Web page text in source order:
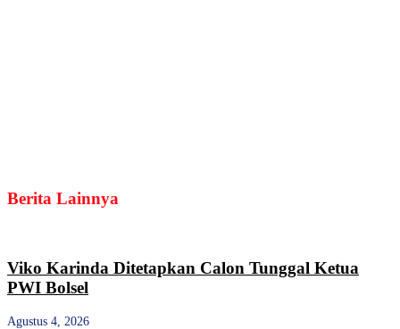
Berita Lainnya
Viko Karinda Ditetapkan Calon Tunggal Ketua
PWI Bolsel
Agustus 4, 2026